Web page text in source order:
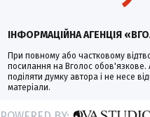
ІНФОРМАЦІЙНА АГЕНЦІЯ
При повному або частковому
посилання на Вголос обов'язкове.
поділяти думку автора і не несе
матеріали.